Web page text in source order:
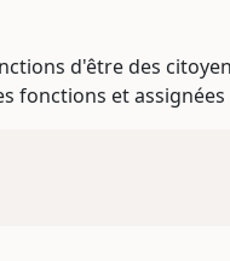
d'être des
et assignées